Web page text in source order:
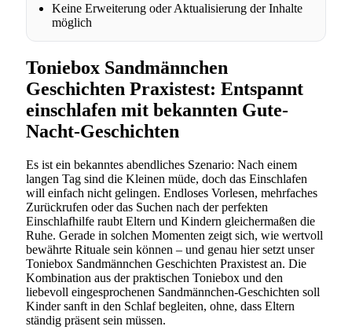
Keine Erweiterung oder Aktualisierung der Inhalte
möglich
Toniebox Sandmännchen
Geschichten Praxistest: Entspannt
einschlafen mit bekannten Gute-
Nacht-Geschichten
Es ist ein bekanntes abendliches Szenario: Nach einem
langen Tag sind die Kleinen müde, doch das Einschlafen
will einfach nicht gelingen. Endloses Vorlesen, mehrfaches
Zurückrufen oder das Suchen nach der perfekten
Einschlafhilfe raubt Eltern und Kindern gleichermaßen die
Ruhe. Gerade in solchen Momenten zeigt sich, wie wertvoll
bewährte Rituale sein können – und genau hier setzt unser
Toniebox Sandmännchen Geschichten Praxistest an. Die
Kombination aus der praktischen Toniebox und den
liebevoll eingesprochenen Sandmännchen-Geschichten soll
Kinder sanft in den Schlaf begleiten, ohne, dass Eltern
ständig präsent sein müssen.